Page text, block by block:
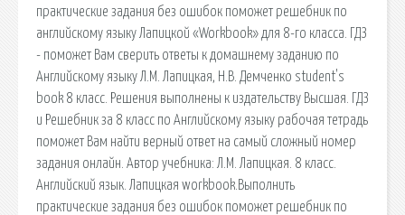
практические задания без ошибок поможет решебник по
английскому языку Лапицкой «Workbook» для 8-го класса. ГДЗ
- поможет Вам сверить ответы к домашнему заданию по
Английскому языку Л.М. Лапицкая, Н.В. Демченко student's
book 8 класс. Решения выполнены к издательству Высшая. ГДЗ
и Решебник за 8 класс по Английскому языку рабочая тетрадь
поможет Вам найти верный ответ на самый сложный номер
задания онлайн. Автор учебника: Л.М. Лапицкая. 8 класс.
Английский язык. Лапицкая workbook.Выполнить
практические задания без ошибок поможет решебник по